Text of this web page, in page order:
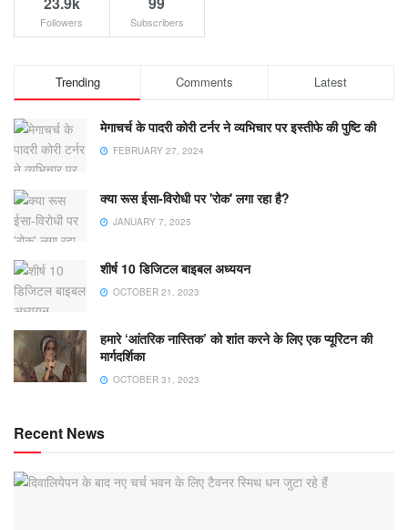
Followers Subscribers
Trending Comments Latest
मेगाचर्च के पादरी कोरी टर्नर ने व्यभिचार पर इस्तीफे की पुष्टि की
FEBRUARY 27, 2024
क्या रूस ईसा-विरोधी पर 'रोक' लगा रहा है?
JANUARY 7, 2025
शीर्ष 10 डिजिटल बाइबल अध्ययन
OCTOBER 21, 2023
हमारे ‘आंतरिक नास्तिक’ को शांत करने के लिए एक प्यूरिटन की
मार्गदर्शिका
OCTOBER 31, 2023
Recent News